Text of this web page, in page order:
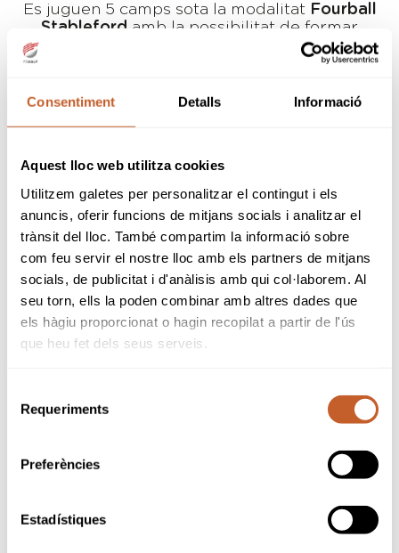
Consentiment Detalls Informació
Aquest lloc web utilitza cookies
Utilitzem galetes per personalitzar el contingut i els
anuncis, oferir funcions de mitjans socials i analitzar el
trànsit del lloc. També compartim la informació sobre
com feu servir el nostre lloc amb els partners de mitjans
socials, de publicitat i d'anàlisis amb qui col·laborem. Al
seu torn, ells la poden combinar amb altres dades que
els hàgiu proporcionat o hagin recopilat a partir de l'ús
que heu fet dels seus serveis.
Requeriments
Preferències
Estadístiques
Es juguen 5 camps sota la modalitat Fourball
Stableford amb la possibilitat de formar
parelles distintes, entre els membres de
l'equip, d'un camp a un altre. També hi ha la
seran blanques, grogues o blaves per homes i
parella, boles més properes, etc. a més dels
generals que són: equip guanyador, equip
femení, equip supersènior (tots els
components han de tenir +60 anys), i els
MiniPentas (veure Reglament).
Com novetats d'aquest any tenim:
- Els minipentas es començaran a calcular a
partir del tercer camp.
- El dia de joc serà el mateix del primer al
quart camp. En el cas de RAIMAT, com juguem
- L'últim camp pot variar el dia per què es
distribuiran segons la classificació general
PRACTICAR EN EL CAMP
Abans o entre
La Regla 5.2 es modifica de la següent